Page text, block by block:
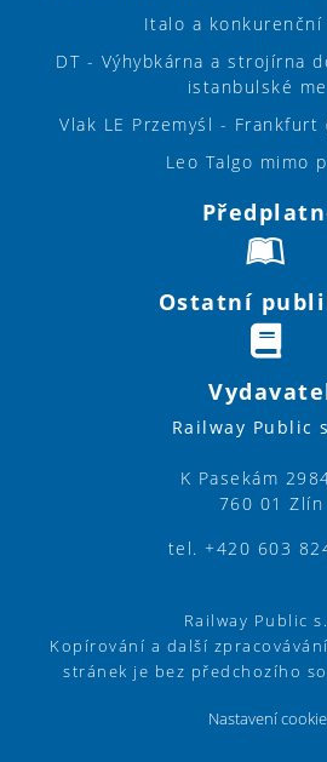
Italo a konkurenční
DT - Výhybkárna a strojírna
istanbulské
Vlak LE Przemyśl -
Leo Talgo mimo
Ostatní
Railway Public
K Pasekám
760 01 Zlín
tel. +420 603
Railway Public
Kopírování a další
stránek je bez předchozího
Nastavení